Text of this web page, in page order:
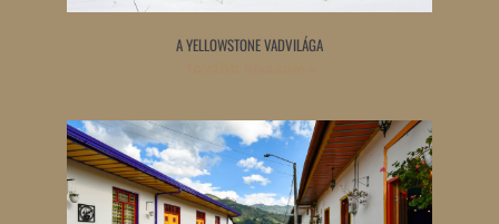
A YELLOWSTONE VADVILÁGA